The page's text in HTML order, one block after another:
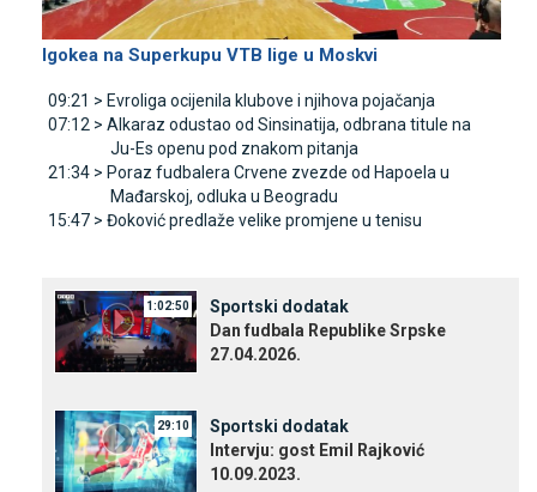
Igokea na Superkupu VTB lige u Moskvi
09:21 > Evroliga ocijenila klubove i njihova pojačanja
07:12 > Alkaraz odustao od Sinsinatija, odbrana titule na
Јu-Es openu pod znakom pitanja
21:34 > Poraz fudbalera Crvene zvezde od Hapoela u
Mađarskoj, odluka u Beogradu
15:47 > Đoković predlaže velike promjene u tenisu
1:02:50
Sportski dodatak
Dan fudbala Republike Srpske
27.04.2026.
29:10
Sportski dodatak
Intervju: gost Emil Rajković
10.09.2023.